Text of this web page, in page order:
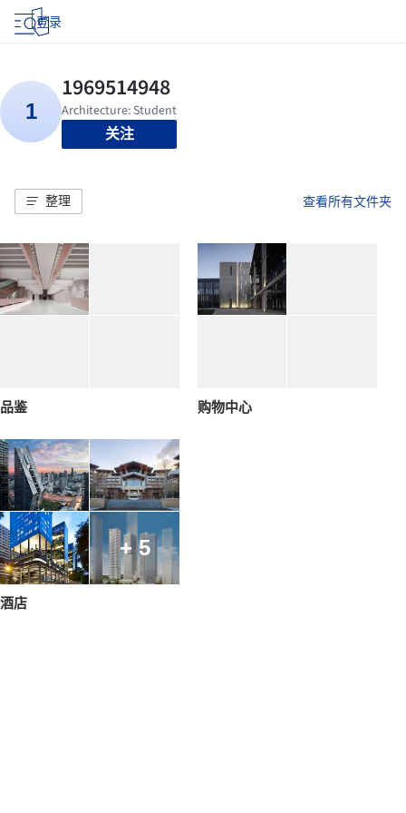
登录
关注
整理 查看所有文件夹
品鉴 购物中心
+ 5
酒店